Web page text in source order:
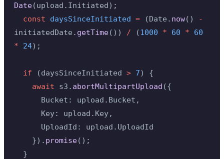
Date(upload.Initiated);
  const
daysSinceInitiated = (Date. now()
-
initiatedDate. getTime()) / (1000 * 60 * 60
* 24);
  if
(daysSinceInitiated > 7) {
    await
s3. abortMultipartUpload ({
      Bucket: upload.Bucket,
      Key: upload.Key,
      UploadId: upload.UploadId
    }).
promise();
  }